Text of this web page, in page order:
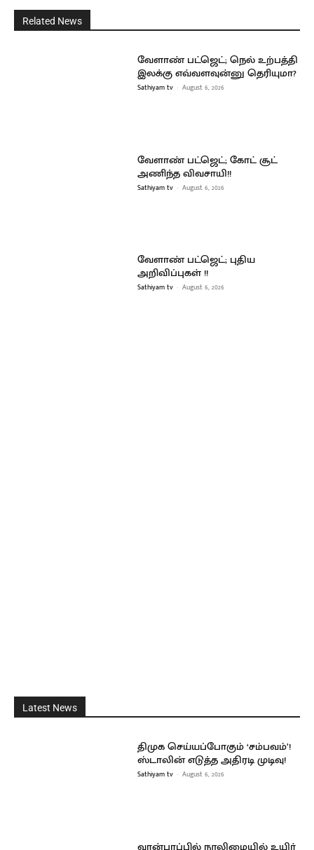
Related News
வேளாண் பட்ஜெட்; நெல் உற்பத்தி
இலக்கு எவ்வளவுன்னு தெரியுமா?
Sathiyam tv - August 6, 2026
வேளாண் பட்ஜெட்; கோட் சூட்
அணிந்த விவசாயி!!
Sathiyam tv - August 6, 2026
வேளாண் பட்ஜெட்; புதிய
அறிவிப்புகள் !!
Sathiyam tv - August 6, 2026
Latest News
திமுக செய்யப்போகும் ‘சம்பவம்’!
ஸ்டாலின் எடுத்த அதிரடி முடிவு!
Sathiyam tv - August 6, 2026